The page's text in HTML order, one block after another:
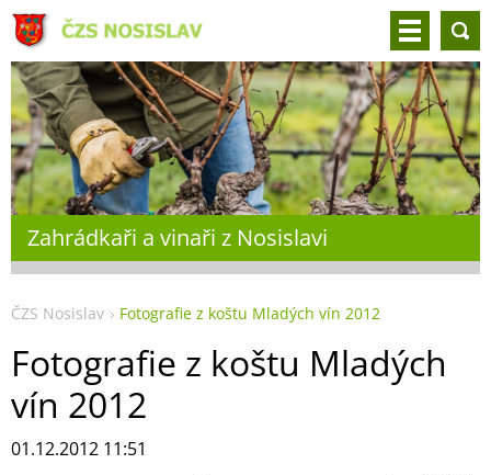
Zahrádkaři a vinaři z Nosislavi
ČZS Nosislav Fotografie z koštu Mladých vín 2012
Fotografie z koštu Mladých
vín 2012
01.12.2012 11:51